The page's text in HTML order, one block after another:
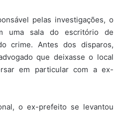
pelas investigações, o
uma sala do escritório de
crime. Antes dos disparos,
que deixasse o local
em particular com a ex-
o ex-prefeito se levantou